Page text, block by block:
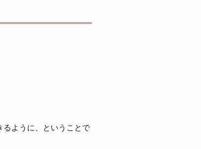
ように、ということで